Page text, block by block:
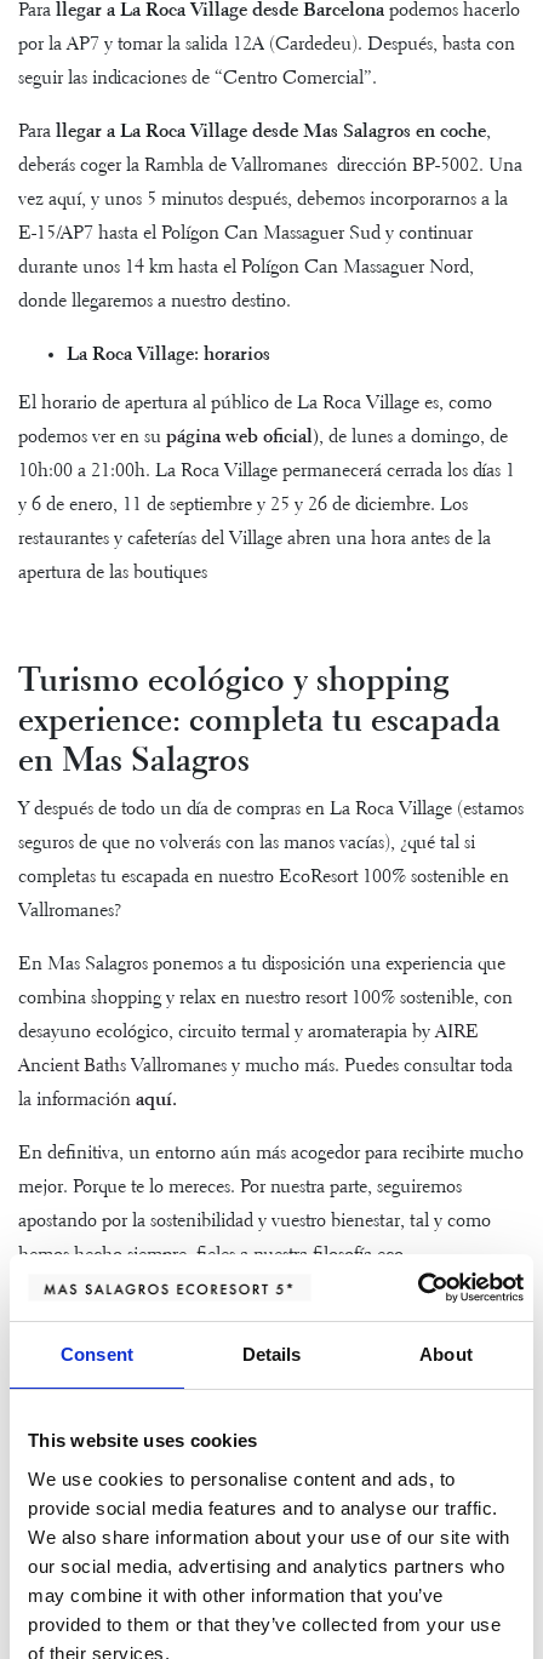
Consent Details About
This website uses cookies
We use cookies to personalise content and ads, to
provide social media features and to analyse our traffic.
We also share information about your use of our site with
our social media, advertising and analytics partners who
may combine it with other information that you’ve
provided to them or that they’ve collected from your use
of their services.
Para llegar a La Roca Village desde Barcelona podemos hacerlo
por la AP7 y tomar la salida 12A (Cardedeu). Después, basta con
seguir las indicaciones de “Centro Comercial”.
Para llegar a La Roca Village desde Mas Salagros en coche,
deberás coger la Rambla de Vallromanes dirección BP-5002. Una
vez aquí, y unos 5 minutos después, debemos incorporarnos a la
E-15/AP7 hasta el Polígon Can Massaguer Sud y continuar
durante unos 14 km hasta el Polígon Can Massaguer Nord,
donde llegaremos a nuestro destino.
La Roca Village: horarios
El horario de apertura al público de La Roca Village es, como
podemos ver en su página web oficial), de lunes a domingo, de
10h:00 a 21:00h. La Roca Village permanecerá cerrada los días 1
y 6 de enero, 11 de septiembre y 25 y 26 de diciembre. Los
restaurantes y cafeterías del Village abren una hora antes de la
apertura de las boutiques
Turismo ecológico y shopping
experience: completa tu escapada
en Mas Salagros
Y después de todo un día de compras en La Roca Village (estamos
seguros de que no volverás con las manos vacías), ¿qué tal si
completas tu escapada en nuestro EcoResort 100% sostenible en
Vallromanes?
En Mas Salagros ponemos a tu disposición una experiencia que
combina shopping y relax en nuestro resort 100% sostenible, con
desayuno ecológico, circuito termal y aromaterapia byAIRE
Ancient Baths Vallromanes y mucho más. Puedes consultar toda
la información aquí.
En definitiva, un entorno aún más acogedor para recibirte mucho
mejor. Porque te lo mereces. Por nuestra parte, seguiremos
apostando por la sostenibilidad y vuestro bienestar, tal y como
hemos hecho siempre, fieles a nuestra filosofía eco.
Una experiencia completa donde gozar con los cinco sentidos.